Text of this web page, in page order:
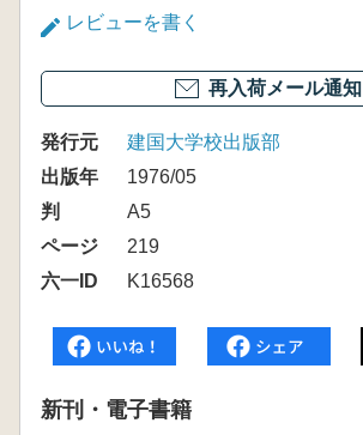
レビューを書く
再入荷メール通知
発行元
建国大学校出版部
出版年
1976/05
判
A5
ページ
219
六一ID
K16568
新刊・電子書籍